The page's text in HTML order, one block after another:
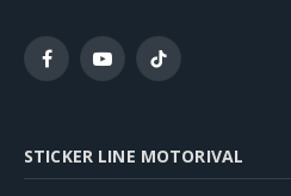
FacebookYouTubeTikTok
STICKER LINE MOTORIVAL